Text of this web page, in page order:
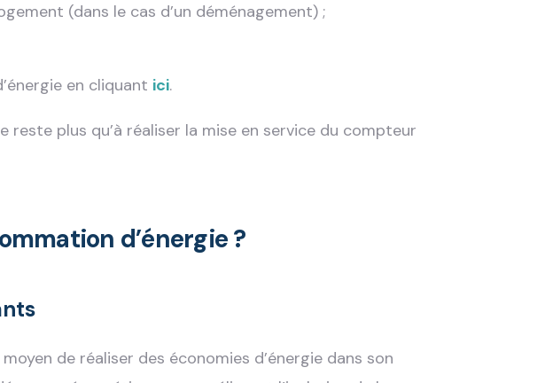
(dans le cas d’un déménagement) ;
en cliquant ici.
reste plus qu’à réaliser la mise en service du compteur
d’énergie ?
de réaliser des économies d’énergie dans son